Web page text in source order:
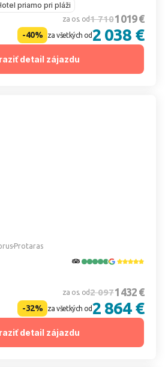
priamo pri pláži
za os. od1 7101 019 €
-40% za všetkých od2 038 €
detail zájazdu
Protaras
za os. od2 0971 432 €
-32% za všetkých od2 864 €
detail zájazdu